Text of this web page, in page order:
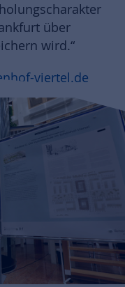
über
wird.“
viertel.de